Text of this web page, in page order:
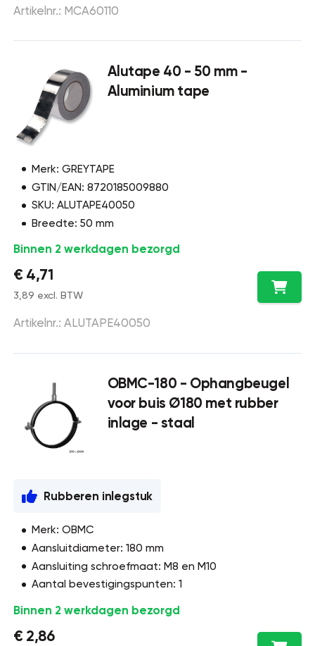
Artikelnr.: MCA60110
Alutape 40 - 50 mm -
Aluminium tape
Merk: GREYTAPE
GTIN/EAN: 8720185009880
SKU: ALUTAPE40050
Breedte: 50 mm
Binnen 2 werkdagen bezorgd
€ 4,71
3,89 excl. BTW
Artikelnr.: ALUTAPE40050
OBMC-180 - Ophangbeugel
voor buis Ø180 met rubber
inlage - staal
Rubberen inlegstuk
Merk: OBMC
Aansluitdiameter: 180 mm
Aansluiting schroefmaat: M8 en M10
Aantal bevestigingspunten: 1
Binnen 2 werkdagen bezorgd
€ 2,86